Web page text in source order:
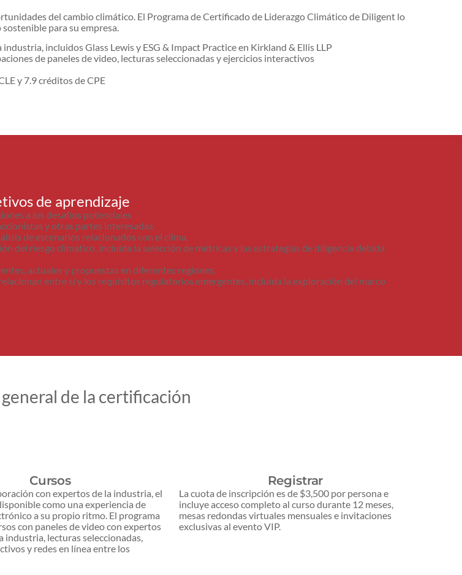
del cambio climático. El Programa de Certificado de Liderazgo Climático de Diligent lo
para su empresa.
incluidos Glass Lewis y ESG & Impact Practice en Kirkland & Ellis LLP
de paneles de video, lecturas seleccionadas y ejercicios interactivos
y 7.9 créditos de CPE
de aprendizaje
a los desafíos potenciales
y otras partes interesadas
de escenarios relacionados con el clima.
del riesgo climático, incluida la selección de métricas y las estrategias de diligencia debida
actuales y propuestas en diferentes regiones.
entre sí y los requisitos regulatorios emergentes, incluida la exploración del marco
de la certificación
Cursos
con expertos de la industria, el
como una experiencia de
a su propio ritmo. El programa
con paneles de video con expertos
industria, lecturas seleccionadas,
y redes en línea entre los
Registrar
La cuota de inscripción es de $3,500 por persona e
incluye acceso completo al curso durante 12 meses,
mesas redondas virtuales mensuales e invitaciones
exclusivas al evento VIP.